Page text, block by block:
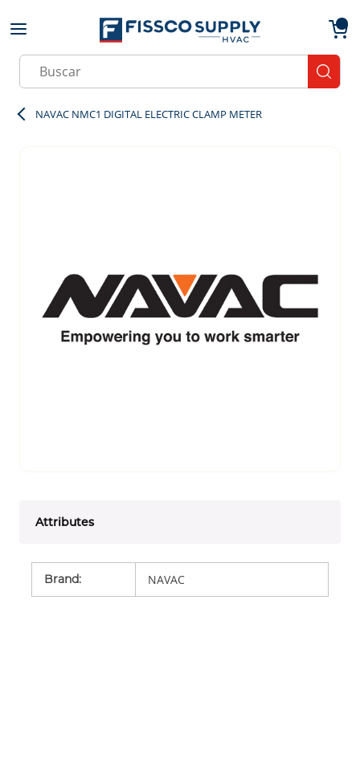
Skip to main content
Site Search
NAVAC NMC1 DIGITAL ELECTRIC CLAMP METER
Attributes
Brand: NAVAC